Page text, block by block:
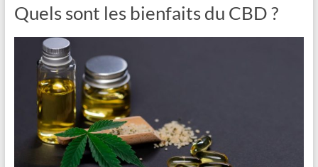
Quels sont les bienfaits du CBD ?